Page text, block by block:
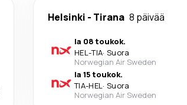
Helsinki - Tirana 8 päivää
la 08 toukok.
HEL-TIA· Suora
Norwegian Air Sweden
la 15 toukok.
TIA-HEL· Suora
Norwegian Air Sweden